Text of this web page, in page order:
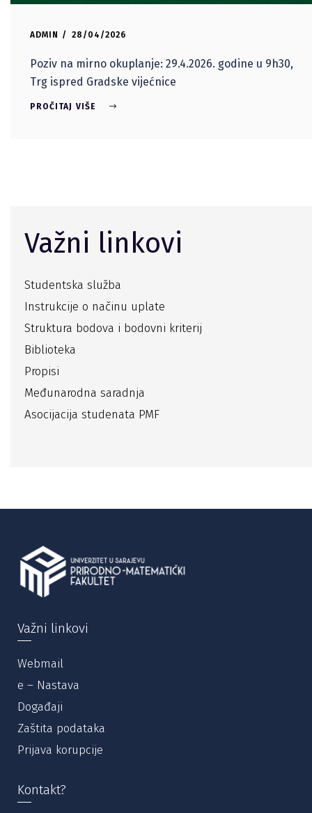
ADMIN 28/04/2026
Poziv na mirno okuplanje: 29.4.2026. godine u 9h30,
Trg ispred Gradske vijećnice
PROČITAJ VIŠE
Važni linkovi
Studentska služba
Instrukcije o načinu uplate
Struktura bodova i bodovni kriterij
Biblioteka
Propisi
Međunarodna saradnja
Asocijacija studenata PMF
Važni linkovi
Webmail
e – Nastava
Događaji
Zaštita podataka
Prijava korupcije
Kontakt?